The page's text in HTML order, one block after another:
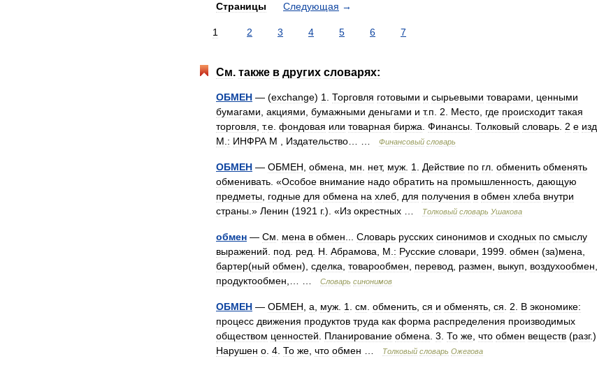
Страницы Следующая →
1 2 3 4 5 6 7
См. также в других словарях:
ОБМЕН — (exchange) 1 Торговля готовыми и сырьевыми товарами
ценными
бумагами акциями бумажными деньгами и т.п 2 Место где происходит такая
торговля т.е фондовая или товарная биржа Финансы Толковый словарь 2 е изд
М : ИНФРА М Издательство Финансовый словарь
ОБМЕН — ОБМЕН обмена мн нет, муж 1 Действие по гл обменить обменять
обменивать . «Особое внимание надо обратить на промышленность дающую
предметы годные для обмена на хлеб для получения в обмен хлеба внутри
страны .» Ленин (1921 г.). «Из окрестных Толковый словарь Ушакова
обмен — См мена в обмен Словарь русских синонимов и сходных по смыслу
выражений
под ред Н Абрамова М : Русские словари 1999 обмен (за)мена
бартер(ный обмен), сделка товарообмен перевод размен выкуп воздухообмен
продуктообмен
Словарь синонимов
ОБМЕН — ОБМЕН а муж 1 см обменить ся и обменять ся 2 В экономике:
процесс движения продуктов труда как форма распределения производимых
обществом ценностей Планирование обмена 3 То же что обмен веществ (разг.).
Нарушен о 4 То же что обмен Толковый словарь Ожегова